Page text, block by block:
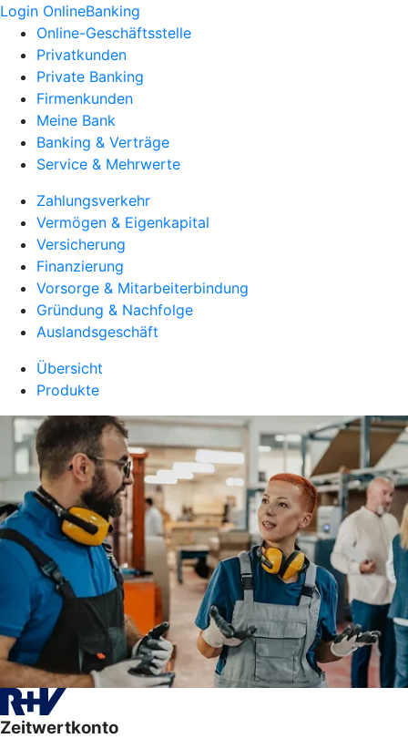
Login OnlineBanking
Online-Geschäftsstelle
Privatkunden
Private Banking
Firmenkunden
Meine Bank
Banking & Verträge
Service & Mehrwerte
Zahlungsverkehr
Vermögen & Eigenkapital
Versicherung
Finanzierung
Vorsorge & Mitarbeiterbindung
Gründung & Nachfolge
Auslandsgeschäft
Übersicht
Produkte
Zeitwertkonto